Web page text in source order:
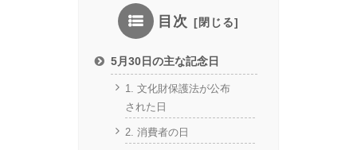
目次
5月30日の主な記念日
1. 文化財保護法が公布
された日
2. 消費者の日